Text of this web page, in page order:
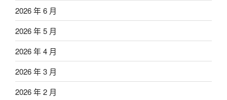
2026 年 6 月
2026 年 5 月
2026 年 4 月
2026 年 3 月
2026 年 2 月